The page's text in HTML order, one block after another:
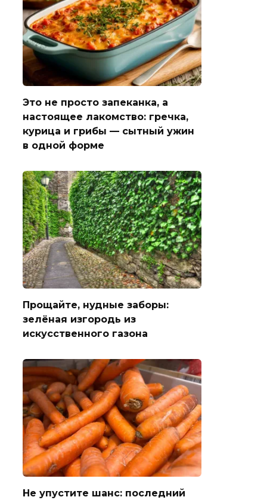
Это не просто запеканка, а
настоящее лакомство: гречка,
курица и грибы — сытный ужин
в одной форме
Прощайте, нудные заборы:
зелёная изгородь из
искусственного газона
Не упустите шанс: последний